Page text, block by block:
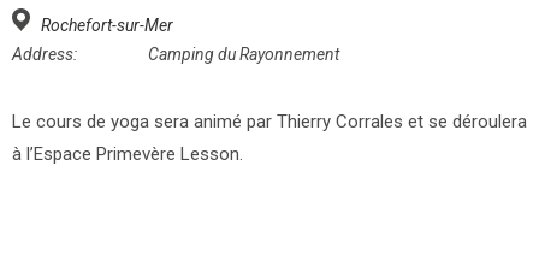
Rochefort-sur-Mer
Address:
Camping du Rayonnement
Le cours de yoga sera animé par Thierry Corrales et se déroulera
à l’Espace Primevère Lesson.